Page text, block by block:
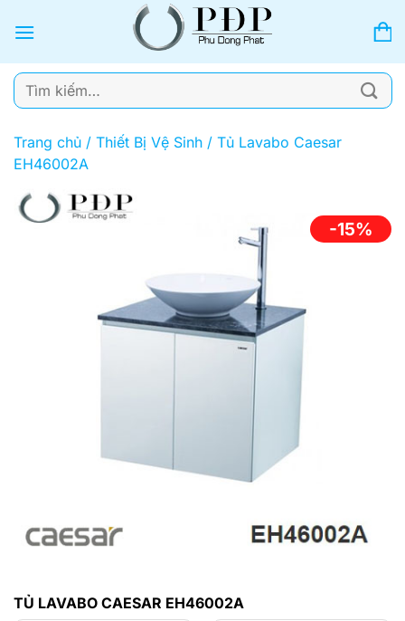
qua
dung
Tìm
kiếm:
Trang chủ / Thiết Bị Vệ Sinh / Tủ Lavabo Caesar
EH46002A
-15%
TỦ LAVABO CAESAR EH46002A